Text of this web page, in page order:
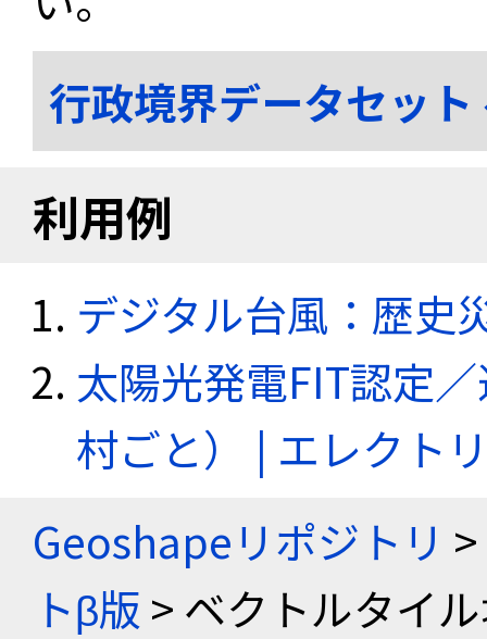
行政境界データセッ
利用例
デジタル台風：歴史
太陽光発電FIT認定
村ごと） | エレクト
Geoshapeリポジトリ >
トβ版 > ベクトルタイ